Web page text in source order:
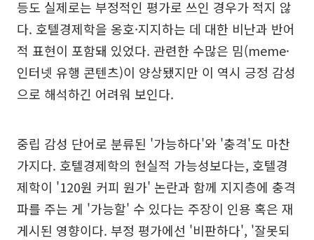
등도 실제로는 부정적인 평가로 쓰인 경우가 적지 않
다. 호텔경제학을 옹호·지지하는 데 대한 비난과 반어
적 표현이 포함돼 있었다. 관련한 수많은 밈(meme·
인터넷 유행 콘텐츠)이 양상됐지만 이 역시 긍정 감성
으로 해석하긴 어려워 보인다.
중립 감성 단어로 분류된 '가능하다'와 '충격'도 마찬
가지다. 호텔경제학의 현실적 가능성보다는, 호텔경
제학이 '120원 커피 원가' 논란과 함께 지지층에 충격
파를 주는 게 '가능할' 수 있다는 주장이 인용 혹은 재
게시된 영향이다. 부정 평가에선 '비판하다', '잘못되